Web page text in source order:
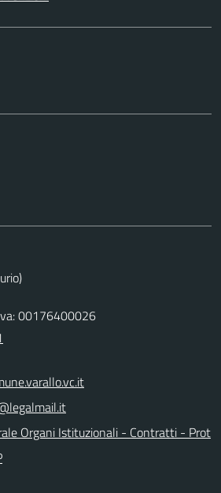
00176400026
Organi Istituzionali - Contratti - Prot